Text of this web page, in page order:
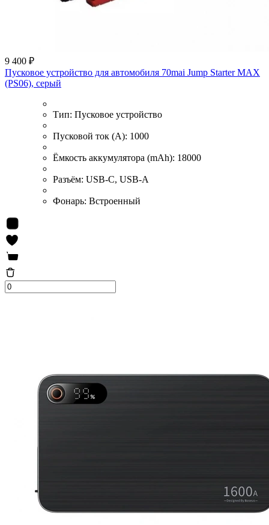
9 400 ₽
Пусковое устройство для автомобиля 70mai Jump Starter MAX
(PS06), серый
Тип: Пусковое устройство
Пусковой ток (А): 1000
Ёмкость аккумулятора (mAh): 18000
Разъём: USB-С, USB-A
Фонарь: Встроенный